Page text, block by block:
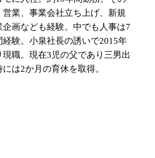
営業、事業会社立ち上げ、新規
企画なども経験。中でも人事は7
経験。小泉社長の誘いで2015年
現職。現在3児の父であり三男出
には2か月の育休を取得。